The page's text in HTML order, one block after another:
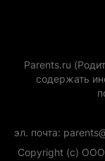
Parents.ru
содержать
эл. почта:
Copyright (с) ООО